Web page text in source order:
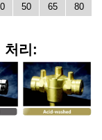
50 65 80
처리: